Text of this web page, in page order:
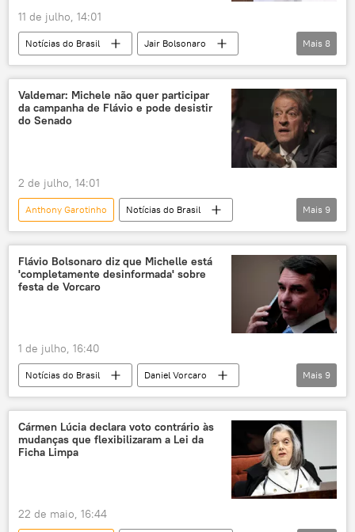
11 de julho, 14:01
Notícias do Brasil
Jair Bolsonaro
Flávio Bolsonaro
Michelle Bolsonaro
Brasília
Brasil
PL
Republicanos
Banco Master
Mais 8
Valdemar: Michele não quer participar
da campanha de Flávio e pode desistir
do Senado
2 de julho, 14:01
Anthony Garotinho
Notícias do Brasil
Flávio Bolsonaro
Valdemar Costa Neto
Michelle Bolsonaro
Brasil
Banco Master
Senado
caso Master
Mais 9
Flávio Bolsonaro diz que Michelle está
'completamente desinformada' sobre
festa de Vorcaro
1 de julho, 16:40
Notícias do Brasil
Daniel Vorcaro
Flávio Bolsonaro
Michelle Bolsonaro
Brasil
PL
Banco Master
Partido Liberal
eleições 2026
Mais 9
Cármen Lúcia declara voto contrário às
mudanças que flexibilizaram a Lei da
Ficha Limpa
22 de maio, 16:44